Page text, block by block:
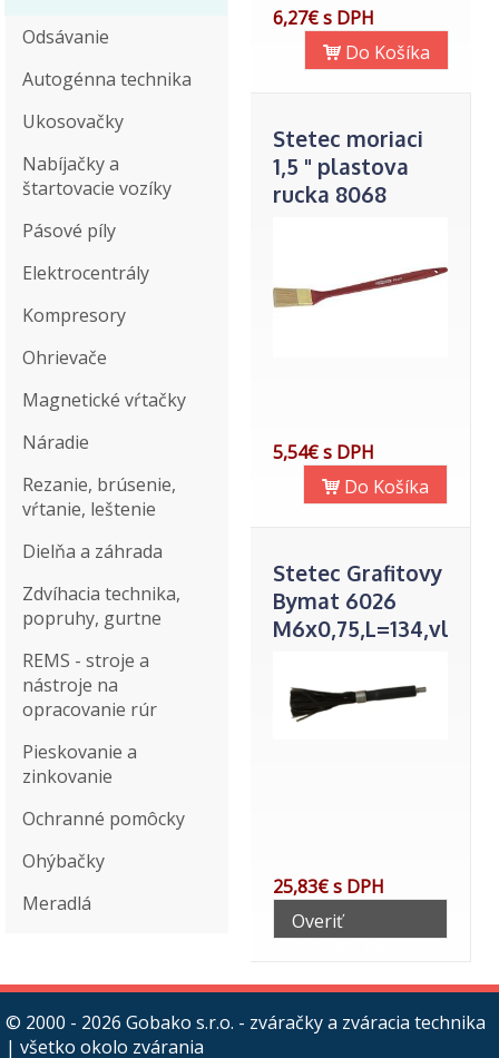
Odsávanie
Autogénna technika
Ukosovačky
Nabíjačky a
štartovacie vozíky
Pásové píly
Elektrocentrály
Kompresory
Ohrievače
Magnetické vŕtačky
Náradie
Rezanie, brúsenie,
vŕtanie, leštenie
Dielňa a záhrada
Zdvíhacia technika,
popruhy, gurtne
REMS - stroje a
nástroje na
opracovanie rúr
Pieskovanie a
zinkovanie
Ochranné pomôcky
Ohýbačky
Meradlá
6,27€ s DPH
Do Košíka
Stetec moriaci
1,5 " plastova
rucka 8068
5,54€ s DPH
Do Košíka
Stetec Grafitovy
Bymat 6026
M6x0,75,L=134,vlakno
25,83€ s DPH
Overiť
telefonicky
© 2000 - 2026 Gobako s.r.o. - zváračky a zváracia technika
| všetko okolo zvárania